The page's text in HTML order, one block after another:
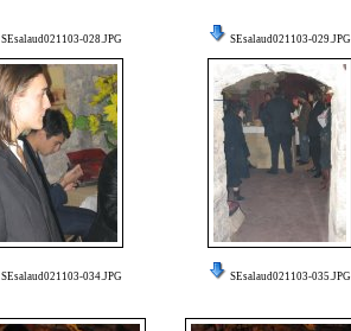
SEsalaud021103-028.JPG SEsalaud021103-029.JPG
SEsalaud021103-034.JPG SEsalaud021103-035.JPG